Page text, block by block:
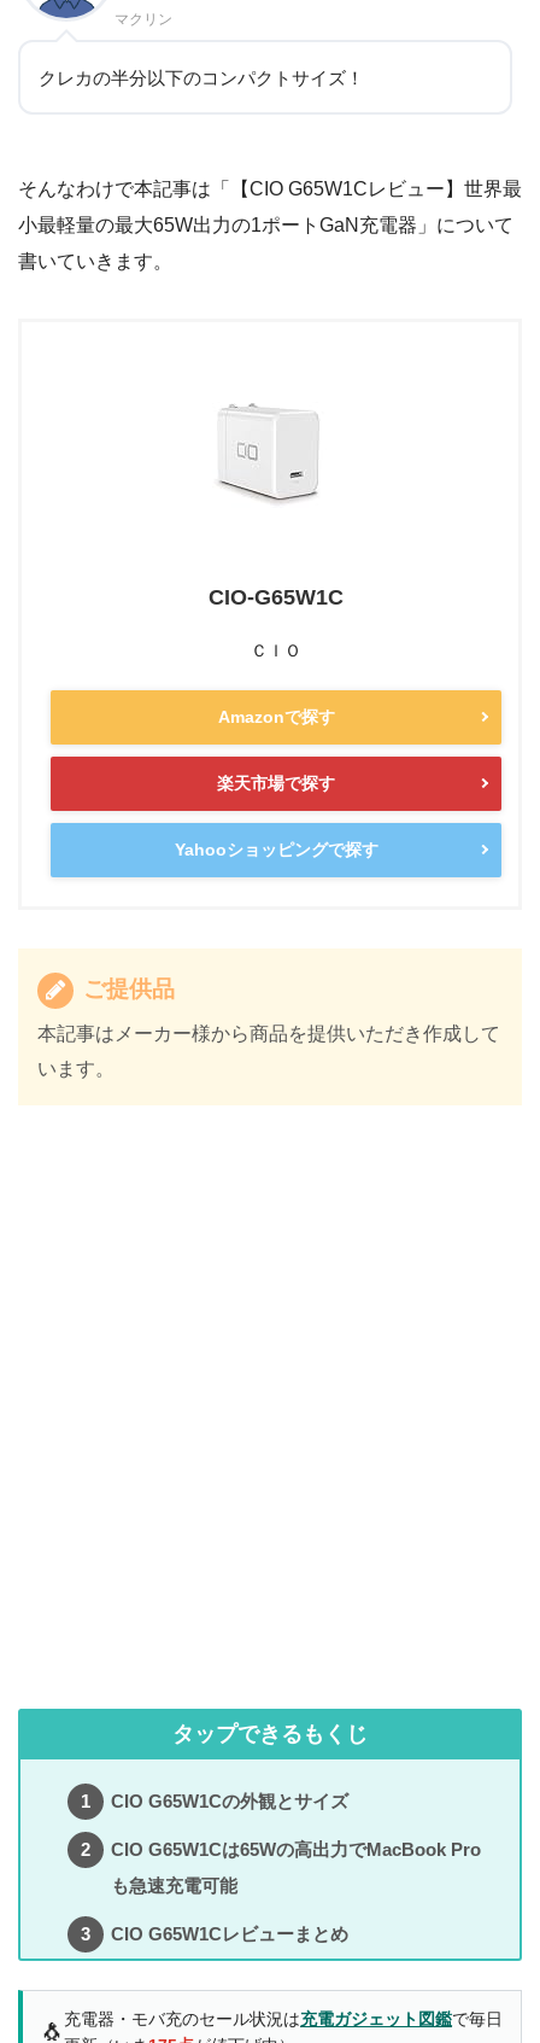
マクリン
クレカの半分以下のコンパクトサイズ！
そんなわけで本記事は「【CIO G65W1Cレビュー】世界最
小最軽量の最大65W出力の1ポートGaN充電器」について
書いていきます。
CIO-G65W1C
ＣＩＯ
Amazonで探す
楽天市場で探す
Yahooショッピングで探す
ご提供品
本記事はメーカー様から商品を提供いただき作成して
います。
タップできるもくじ
CIO G65W1Cの外観とサイズ
CIO G65W1Cは65Wの高出力でMacBook Pro
も急速充電可能
CIO G65W1Cレビューまとめ
🐧 充電器・モバ充のセール状況は充電ガジェット図鑑で毎日